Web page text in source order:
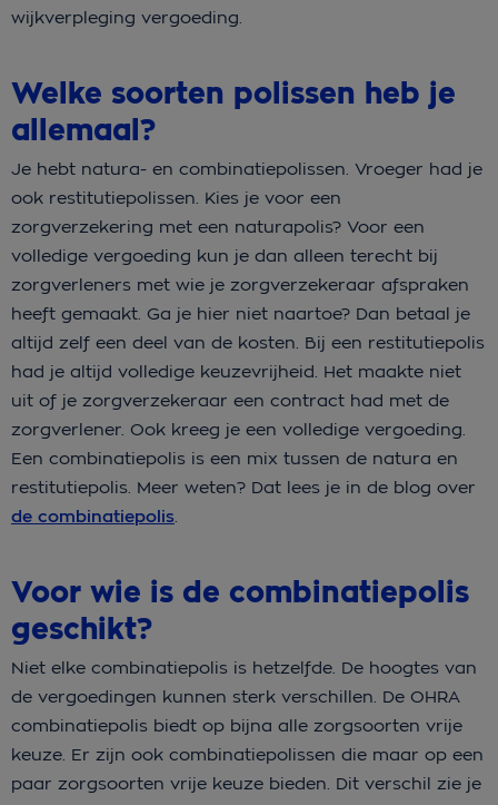
wijkverpleging vergoeding.
Welke soorten polissen heb je
allemaal?
Je hebt natura- en combinatiepolissen. Vroeger had je
ook restitutiepolissen. Kies je voor een
zorgverzekering met een naturapolis? Voor een
volledige vergoeding kun je dan alleen terecht bij
zorgverleners met wie je zorgverzekeraar afspraken
heeft gemaakt. Ga je hier niet naartoe? Dan betaal je
altijd zelf een deel van de kosten. Bij een restitutiepolis
had je altijd volledige keuzevrijheid. Het maakte niet
uit of je zorgverzekeraar een contract had met de
zorgverlener. Ook kreeg je een volledige vergoeding.
Een combinatiepolis is een mix tussen de natura en
restitutiepolis. Meer weten? Dat lees je in de blog over
de combinatiepolis.
Voor wie is de combinatiepolis
geschikt?
Niet elke combinatiepolis is hetzelfde. De hoogtes van
de vergoedingen kunnen sterk verschillen. De OHRA
combinatiepolis biedt op bijna alle zorgsoorten vrije
keuze. Er zijn ook combinatiepolissen die maar op een
paar zorgsoorten vrije keuze bieden. Dit verschil zie je